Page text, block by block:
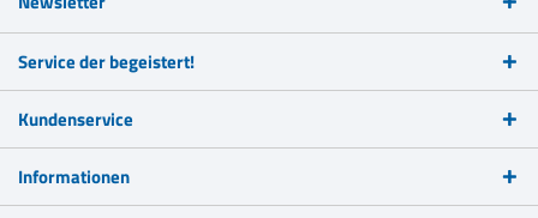
Service der begeistert!
Kundenservice
Informationen